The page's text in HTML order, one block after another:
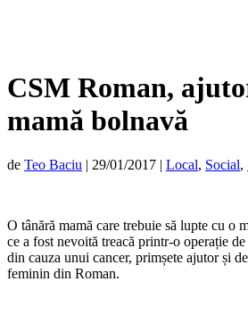
CSM Roman,
mamă bolnavă
de Teo Baciu | 29/01/2017 | Local, Social,
O tânără mamă care trebuie să lupte cu o
ce a fost nevoită treacă printr-o operație
din cauza unui cancer, primșete ajutor și
feminin din Roman.